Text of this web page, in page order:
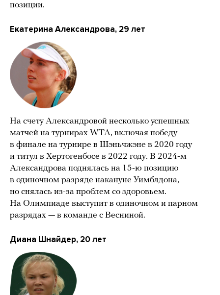
позиции.
Екатерина Александрова, 29 лет
На счету Александровой несколько успешных
матчей на турнирах WTA, включая победу
в финале на турнире в Шэньчжэне в 2020 году
и титул в Хертогенбосе в 2022 году. В 2024-м
Александрова поднялась на 15-ю позицию
в одиночном разряде накануне Уимблдона,
но снялась из-за проблем со здоровьем.
На Олимпиаде выступит в одиночном и парном
разрядах — в команде с Весниной.
Диана Шнайдер, 20 лет